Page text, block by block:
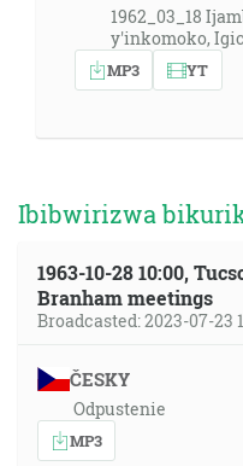
1962_03_18
y'inkomoko,
MP3 YT
Ibibwirizwa
1963-10-28 10:00,
Branham meetings
Broadcasted: 2023-07-23
ČESKY
Odpustenie
MP3